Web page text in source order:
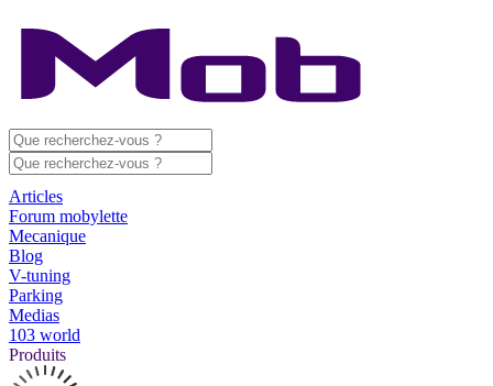
Articles
Forum mobylette
Mecanique
Blog
V-tuning
Parking
Medias
103 world
Produits